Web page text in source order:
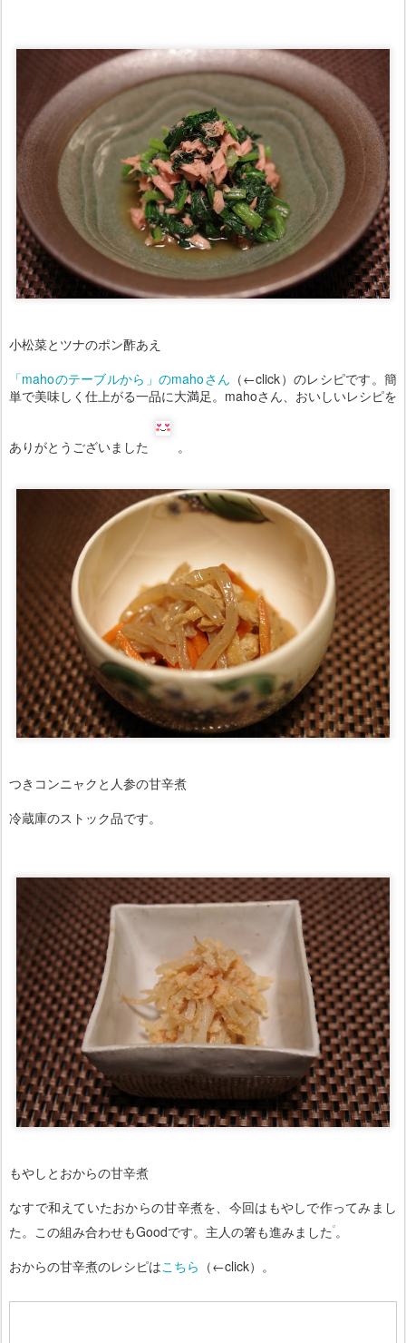
小松菜とツナのポン酢あえ
「mahoのテーブルから」のmahoさん （←click）のレシピです。簡
単で美味しく仕上がる一品に大満足。mahoさん、おいしいレシピを
ありがとうございました 。
つきコンニャクと人参の甘辛煮
冷蔵庫のストック品です。
もやしとおからの甘辛煮
なすで和えていたおからの甘辛煮を、今回はもやしで作ってみまし
た。この組み合わせもGoodです。主人の箸も進みました 。
おからの甘辛煮のレシピはこちら （←click）。